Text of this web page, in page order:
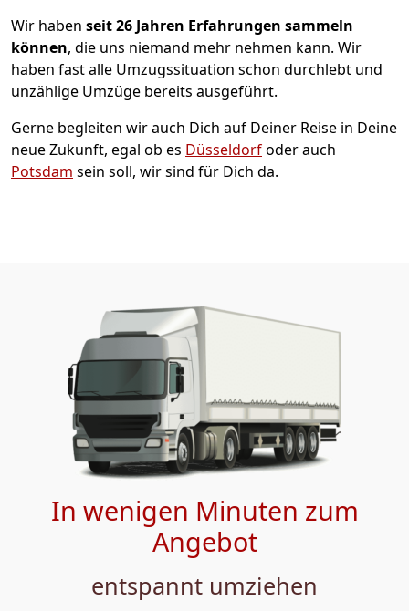
Wir haben seit26 Jahren Erfahrungen sammeln
können, die uns niemand mehr nehmen kann. Wir
haben fast alle Umzugssituation schon durchlebt und
unzählige Umzüge bereits ausgeführt.
Gerne begleiten wir auch Dich auf Deiner Reise in Deine
neue Zukunft, egal ob es Düsseldorfoder auch
Potsdam sein soll, wir sind für Dich da.
In wenigen Minuten zum
Angebot
entspannt umziehen